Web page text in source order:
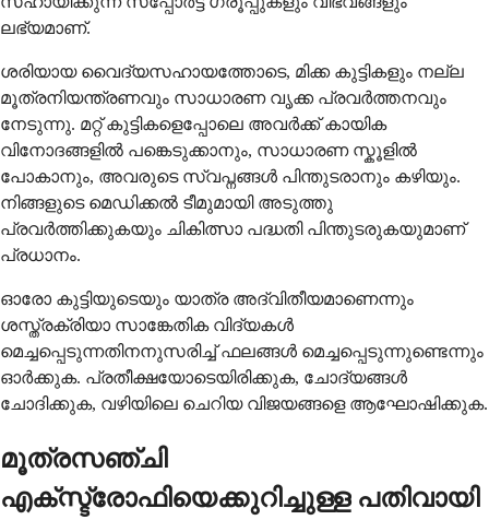
ലഭ്യമാണ്.
ശരിയായ വൈദ്യസഹായത്തോടെ, മിക്ക കുട്ടികളും നല്ല
മൂത്രനിയന്ത്രണവും സാധാരണ വൃക്ക പ്രവർത്തനവും
നേടുന്നു. മറ്റ് കുട്ടികളെപ്പോലെ അവർക്ക് കായിക
വിനോദങ്ങളിൽ പങ്കെടുക്കാനും, സാധാരണ സ്കൂളിൽ
പോകാനും, അവരുടെ സ്വപ്നങ്ങൾ പിന്തുടരാനും കഴിയും.
നിങ്ങളുടെ മെഡിക്കൽ ടീമുമായി അടുത്തു
പ്രവർത്തിക്കുകയും ചികിത്സാ പദ്ധതി പിന്തുടരുകയുമാണ്
പ്രധാനം.
ഓരോ കുട്ടിയുടെയും യാത്ര അദ്വിതീയമാണെന്നും
ശസ്ത്രക്രിയാ സാങ്കേതിക വിദ്യകൾ
മെച്ചപ്പെടുന്നതിനനുസരിച്ച് ഫലങ്ങൾ മെച്ചപ്പെടുന്നുണ്ടെന്നും
ഓർക്കുക. പ്രതീക്ഷയോടെയിരിക്കുക, ചോദ്യങ്ങൾ
ചോദിക്കുക, വഴിയിലെ ചെറിയ വിജയങ്ങളെ ആഘോഷിക്കുക.
മൂത്രസഞ്ചി
എക്സ്ട്രോഫിയെക്കുറിച്ചുള്ള പതിവായി